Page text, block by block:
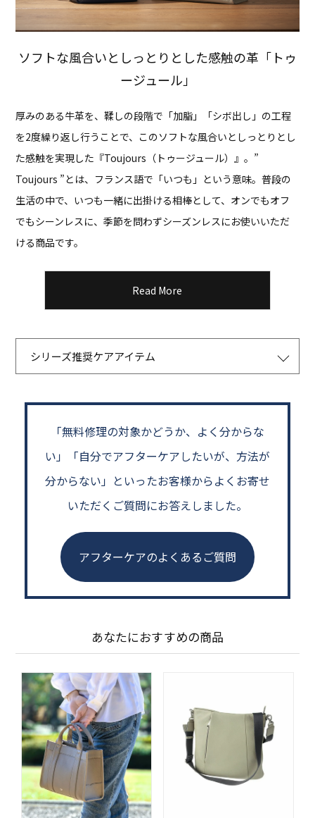
ソフトな風合いとしっとりとした感触の革「トゥ
ージュール」
厚みのある牛革を、鞣しの段階で「加脂」「シボ出し」の工程
を2度繰り返し行うことで、 このソフトな風合いとしっとりとし
た感触を実現した『Toujours（トゥージュール）』。 ”
Toujours ”とは、フランス語で「いつも」という意味。普段の
生活の中で、いつも一緒に出掛ける相棒として、オンでもオフ
でもシーンレスに、季節を問わずシーズンレスにお使いいただ
ける商品です。
Read More
シリーズ推奨ケアアイテム
「無料修理の対象かどうか、よく分からな
い」
「自分でアフターケアしたいが、方法が
分からない」といったお客様からよくお寄せ
いただくご質問にお答えしました。
アフターケアのよくあるご質問
あなたにおすすめの商品